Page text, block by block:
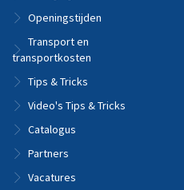
Openingstijden
Transport en
transportkosten
Tips & Tricks
Video's Tips & Tricks
Catalogus
Partners
Vacatures